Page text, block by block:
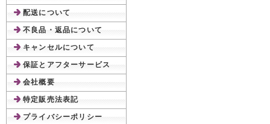
配送について
不良品・返品について
キャンセルについて
保証とアフターサービス
会社概要
特定販売法表記
プライバシーポリシー